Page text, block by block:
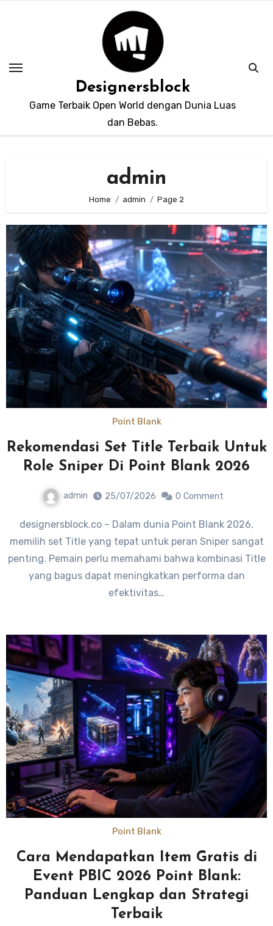
Designersblock
Game Terbaik Open World dengan Dunia Luas
dan Bebas.
admin
Home admin Page 2
Point Blank
Rekomendasi Set Title Terbaik Untuk
Role Sniper Di Point Blank 2026
admin 25/07/2026 0 Comment
designersblock.co – Dalam dunia Point Blank 2026,
memilih set Title yang tepat untuk peran Sniper sangat
penting. Pemain perlu memahami bahwa kombinasi Title
yang bagus dapat meningkatkan performa dan
efektivitas…
Point Blank
Cara Mendapatkan Item Gratis di
Event PBIC 2026 Point Blank:
Panduan Lengkap dan Strategi
Terbaik